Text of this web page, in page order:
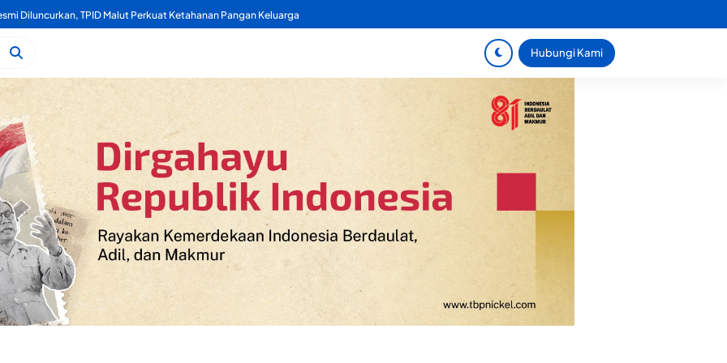
Diluncurkan, TPID Malut Perkuat Ketahanan Pangan Keluarga
Kukuran Tongole Jadi Media Belajar Etnosains
Hubungi Kami